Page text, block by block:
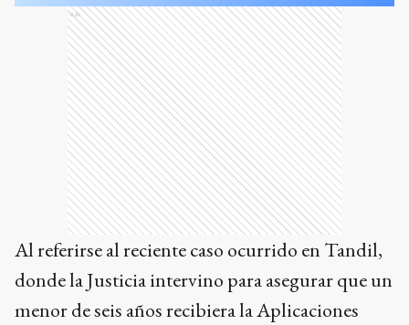
Ads
Al referirse al reciente caso ocurrido en Tandil,
donde la Justicia intervino para asegurar que un
menor de seis años recibiera la Aplicaciones